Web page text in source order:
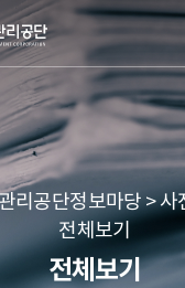
본문 바로가기
메뉴 바로가기
리공단정보마당 > 사
전체보기
전체보기